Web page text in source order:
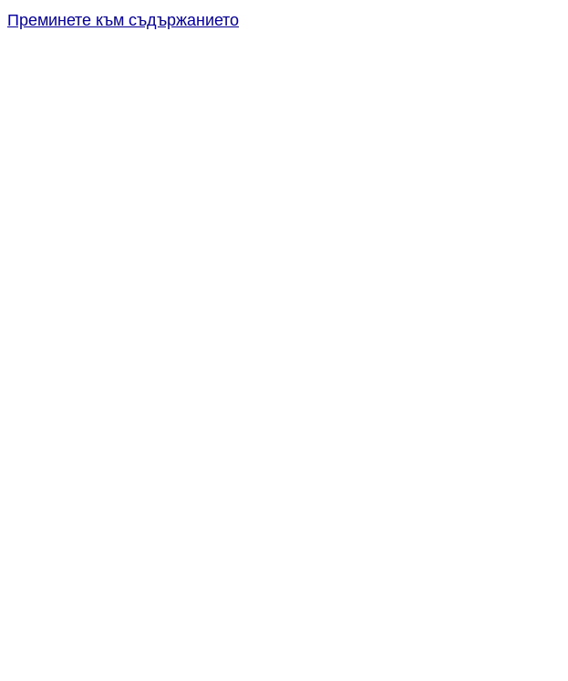
Преминете към съдържанието